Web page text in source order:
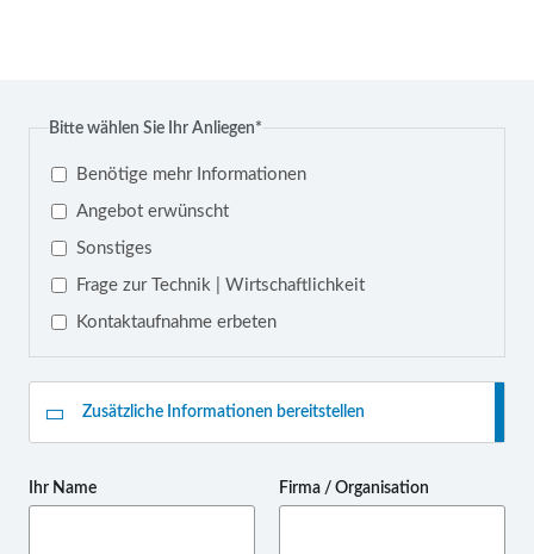
Pflichtfeld
Bitte wählen Sie Ihr Anliegen*
Benötige mehr Informationen
Angebot erwünscht
Sonstiges
Frage zur Technik | Wirtschaftlichkeit
Kontaktaufnahme erbeten
Zusätzliche Informationen bereitstellen
Ihr Name Firma / Organisation